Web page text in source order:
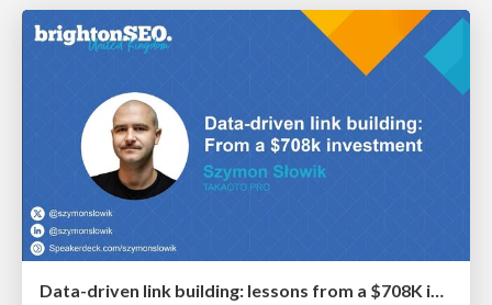
Data-driven link building: lessons from a $708K investment (BrightonSEO talk)